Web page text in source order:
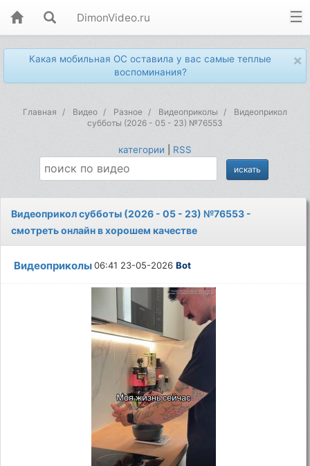
DimonVideo.ru
×
Какая мобильная ОС оставила у вас самые теплые
воспоминания?
Главная Видео Разное Видеоприколы
Видеоприкол
субботы (2026 - 05 - 23) №76553
категории RSS
Видеоприкол субботы (2026 - 05 - 23) №76553 -
смотреть онлайн в хорошем качестве
Видеоприколы06:41 23-05-2026Bot